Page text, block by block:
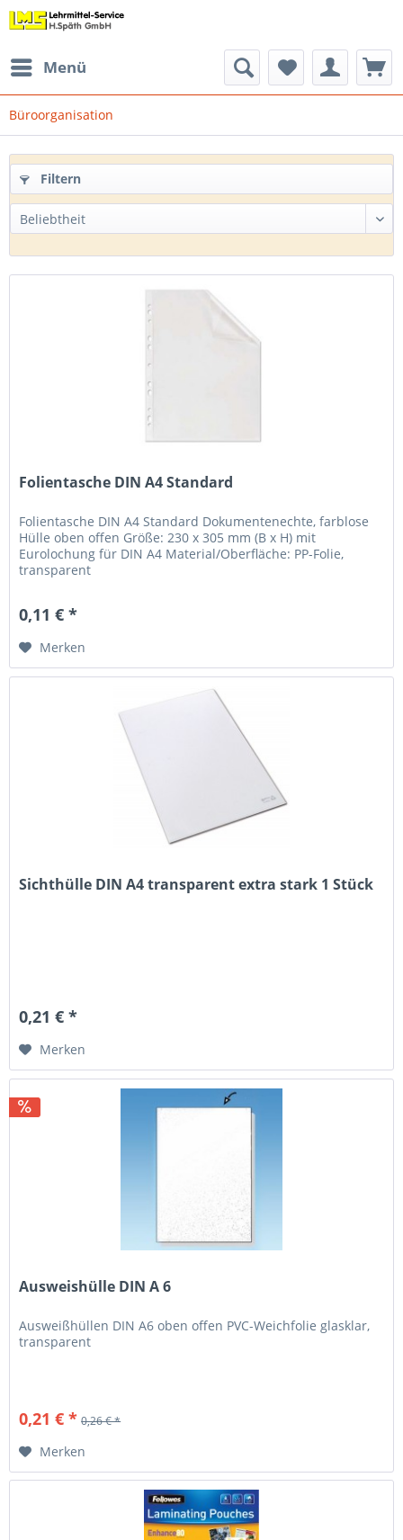
Menü
Büroorganisation
Filtern
Folientasche DIN A4 Standard
Folientasche DIN A4 Standard Dokumentenechte, farblose
Hülle oben offen Größe: 230 x 305 mm (B x H) mit
Eurolochung für DIN A4 Material/Oberfläche: PP-Folie,
transparent
0,11 € *
Merken
Sichthülle DIN A4 transparent extra stark 1 Stück
0,21 € *
Merken
Ausweishülle DIN A 6
Ausweißhüllen DIN A6 oben offen PVC-Weichfolie glasklar,
transparent
0,21 € * 0,26 € *
Merken